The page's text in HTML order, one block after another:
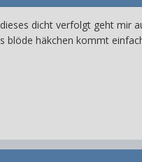
dicht verfolgt geht mir
blöde häkchen kommt